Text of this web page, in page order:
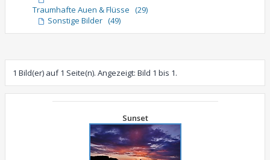
Traumhafte Auen & Flüsse (29)
Sonstige Bilder (49)
1 Bild(er) auf 1 Seite(n). Angezeigt: Bild 1 bis 1.
Sunset